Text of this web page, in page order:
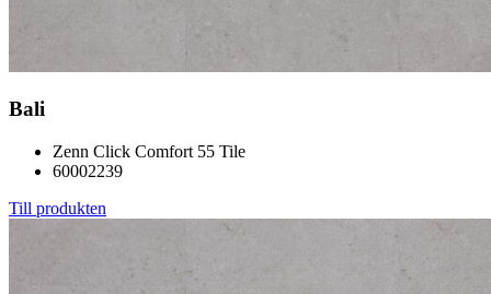
Bali
Zenn Click Comfort 55 Tile
60002239
Till produkten